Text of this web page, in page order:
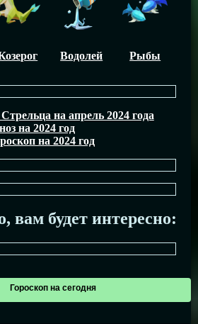
Водолей Рыбы
на апрель 2024 года
на 2024 год
на 2024 год
вам будет интересно:
Гороскоп на сегодня